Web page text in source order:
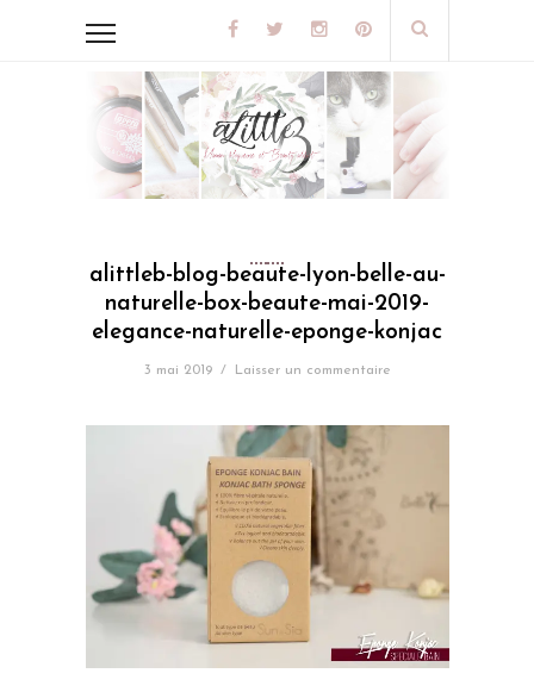
alittleb-blog-beaute-lyon-belle-au-
naturelle-box-beaute-mai-2019-
elegance-naturelle-eponge-konjac
3 mai 2019 / Laisser un commentaire